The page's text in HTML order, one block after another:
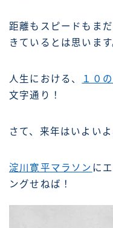
距離もスピードもま
きているとは思います
人生における、 １０
文字通り！
さて、来年はいよい
淀川寛平マラソン に
ングせねば！